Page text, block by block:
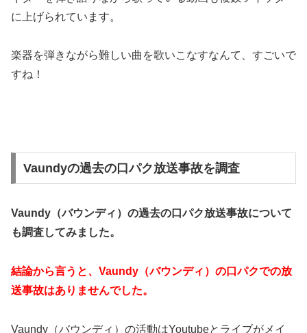
に上げられています。
楽器を弾きながら難しい曲を歌いこなすなんて、すごいで
すね！
Vaundyの過去の口パク放送事故を調査
Vaundy（バウンディ）の過去の口パク放送事故について
も調査してみました。
結論から言うと、Vaundy（バウンディ）の口パクでの放
送事故はありませんでした。
Vaundy（バウンディ）の活動はYoutubeとライブがメイ